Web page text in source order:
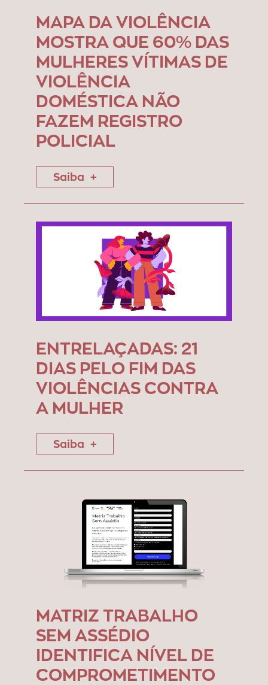
MAPA DA VIOLÊNCIA
MOSTRA QUE 60% DAS
MULHERES VÍTIMAS DE
VIOLÊNCIA
DOMÉSTICA NÃO
FAZEM REGISTRO
POLICIAL
Saiba
ENTRELAÇADAS: 21
DIAS PELO FIM DAS
VIOLÊNCIAS CONTRA
A MULHER
Saiba
MATRIZ TRABALHO
SEM ASSÉDIO
IDENTIFICA NÍVEL DE
COMPROMETIMENTO